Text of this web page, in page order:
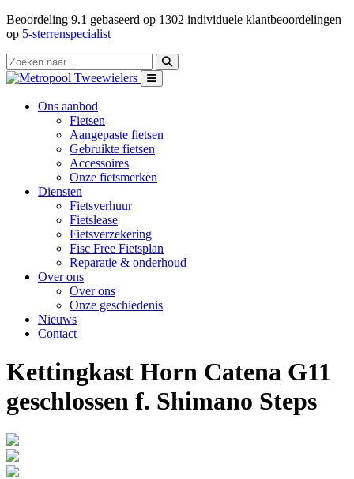
Beoordeling 9.1 gebaseerd op 1302 individuele klantbeoordelingen
op 5-sterrenspecialist
Ons aanbod
Fietsen
Aangepaste fietsen
Gebruikte fietsen
Accessoires
Onze fietsmerken
Diensten
Fietsverhuur
Fietslease
Fietsverzekering
Fisc Free Fietsplan
Reparatie & onderhoud
Over ons
Over ons
Onze geschiedenis
Nieuws
Contact
Kettingkast Horn Catena G11
geschlossen f. Shimano Steps